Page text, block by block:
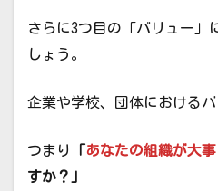
さらに3つ目の「バリュー」
しょう。
企業や学校、団体における
つまり 「あなたの組織が大
すか？」